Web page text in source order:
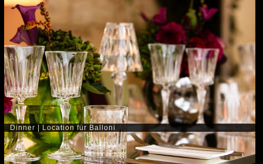
Dinner | Location für Balloni